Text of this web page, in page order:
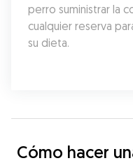
perro suministrar la
cualquier reserva
su dieta.
Cómo hacer